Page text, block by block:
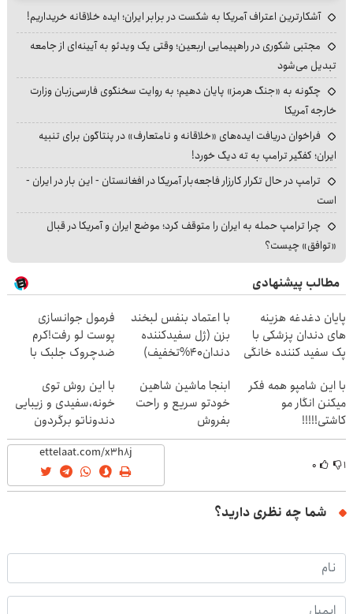
آشکارترین اعتراف آمریکا به شکست در برابر ایران؛ ایده خلاقانه خریداریم!
مجتبی شکوری در راهپیمایی اربعین؛ وقتی یک ویدئو به آیینه‌ای از جامعه
تبدیل می‌شود
چگونه به «جنگ هرمز» پایان دهیم؛ به روایت سخنگوی فارسی‌زبان وزارت
خارجه آمریکا
فراخوان دریافت ایده‌های «خلاقانه و نامتعارف» در پنتاگون برای تنبیه
ایران؛ کفگیر ترامپ به ته دیگ خورد!
ترامپ در حال تکرار کارزار فاجعه‌بار آمریکا در افغانستان - این بار در ایران -
است
چرا ترامپ حمله به ایران را متوقف کرد؛ موضع ایران و آمریکا در قبال
«توافق» چیست؟
مطالب پیشنهادی
پایان دغدغه هزینه
های دندان پزشکی با
پک سفید کننده خانگی
با اعتماد بنفس لبخند
بزن (ژل سفیدکننده
دندان40%تخفیف)
فرمول جوانسازی
پوست لو رفت!کرم
ضدچروک جلبک با
با این شامپو همه فکر
میکنن انگار مو
کاشتی!!!!!
ابنجا ماشین شاهین
خودتو سریع و راحت
بفروش
با این روش توی
خونه،سفیدی و زیبایی
دندوناتو برگردون
(40%off)
۱ ۰
شما چه نظری دارید؟